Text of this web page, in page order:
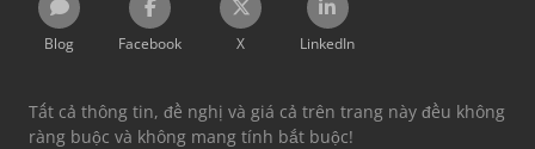
Blog Facebook X LinkedIn
Tất cả thông tin, đề nghị và giá cả trên trang này đều không
ràng buộc và không mang tính bắt buộc!